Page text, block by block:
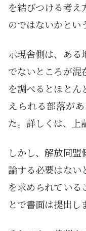
を結びつける考え
のではないかとい
示現舎側は、ある
でないところが混
を調べるとほとん
えられる部落が
た。詳しくは、上
しかし、解放同
論する必要はない
を求められている
とで書面は提出し